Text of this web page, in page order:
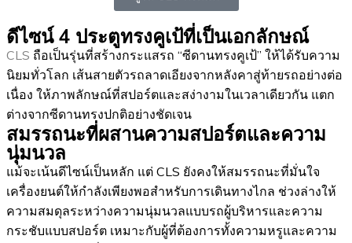
ดีไซน์ 4 ประตูทรงคูเป้ที่เป็นเอกลักษณ์
CLS ถือเป็นรุ่นที่สร้างกระแสรถ “ซีดานทรงคูเป้” ให้ได้รับความ
นิยมทั่วโลก เส้นสายตัวรถลาดเอียงจากหลังคาสู่ท้ายรถอย่างต่อ
เนื่อง ให้ภาพลักษณ์ที่สปอร์ตและสง่างามในเวลาเดียวกัน แตก
ต่างจากซีดานทรงปกติอย่างชัดเจน
สมรรถนะที่ผสานความสปอร์ตและความ
นุ่มนวล
แม้จะเน้นดีไซน์เป็นหลัก แต่ CLS ยังคงให้สมรรถนะที่มั่นใจ
เครื่องยนต์ให้กำลังเพียงพอสำหรับการเดินทางไกล ช่วงล่างให้
ความสมดุลระหว่างความนุ่มนวลแบบรถผู้บริหารและความ
กระชับแบบสปอร์ต เหมาะกับผู้ที่ต้องการทั้งความหรูและความ